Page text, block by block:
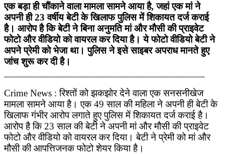
एक बड़ा ही चौंकाने वाला मामला सामने आया है, जहां एक मां ने
अपनी ही 23 वर्षीय बेटी के खिलाफ पुलिस में शिकायत दर्ज कराई
है। आरोप है कि बेटी ने बिना अनुमति मां और मौसी की प्राइवेट
फोटो और वीडियो को वायरल कर दिया है। ये फोटो वीडियो बेटी ने
अपने प्रेमी को भेजा था। पुलिस ने इसे साइबर अपराध मानते हुए
जांच शुरू कर दी है।
Crime News : रिश्तों को झकझोर देने वाला एक सनसनीखेज
मामला सामने आया है। एक 49 साल की महिला ने अपनी ही बेटी के
खिलाफ गंभीर आरोप लगाते हुए पुलिस में शिकायत दर्ज कराई है।
आरोप है कि 23 साल की बेटी ने अपनी मां और मौसी की प्राइवेट
फोटो और वीडियो को वायरल कर दिया। बेटी ने प्रेमी को मां और
मौसी की आपत्तिजनक फोटो शेयर किया है।